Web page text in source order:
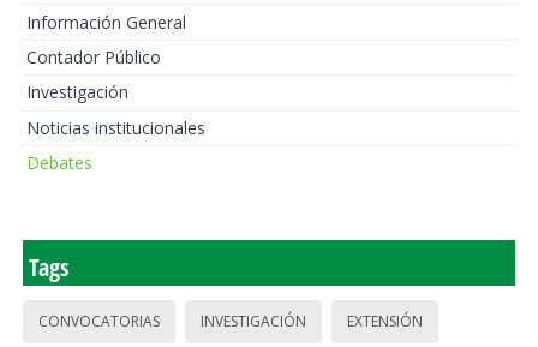
Información General
Contador Público
Investigación
Noticias institucionales
Debates
Tags
CONVOCATORIAS INVESTIGACIÓN EXTENSIÓN